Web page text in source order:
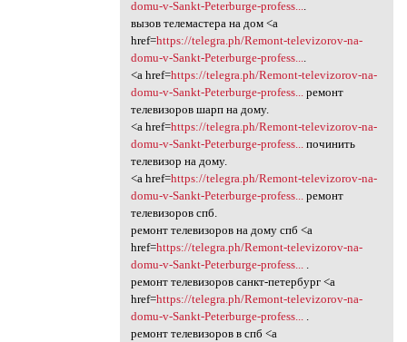
domu-v-Sankt-Peterburge-profess...
вызов телемастера на дом <a
href=https://telegra.ph/Remont-televizorov-na-
domu-v-Sankt-Peterburge-profess...
<a href=https://telegra.ph/Remont-televizorov-na-
domu-v-Sankt-Peterburge-profess...
ремонт
телевизоров шарп на дому.
<a href=https://telegra.ph/Remont-televizorov-na-
domu-v-Sankt-Peterburge-profess...
починить
телевизор на дому.
<a href=https://telegra.ph/Remont-televizorov-na-
domu-v-Sankt-Peterburge-profess...
ремонт
телевизоров спб.
ремонт телевизоров на дому спб <a
href=https://telegra.ph/Remont-televizorov-na-
domu-v-Sankt-Peterburge-profess...
ремонт телевизоров санкт-петербург <a
href=https://telegra.ph/Remont-televizorov-na-
domu-v-Sankt-Peterburge-profess...
ремонт телевизоров в спб <a